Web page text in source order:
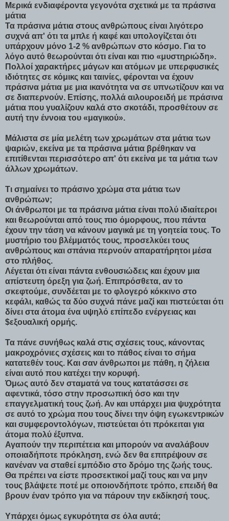
Μερικά ενδιαφέροντα γεγονότα σχετικά με τα πράσινα
μάτια
Τα πράσινα μάτια στους ανθρώπους είναι λιγότερο
συχνά απ' ότι τα μπλε ή καφέ και υπολογίζεται ότι
υπάρχουν μόνο 1-2 % ανθρώπων στο κόσμο. Για το
λόγο αυτό θεωρούνται ότι είναι και πιο «μυστηριώδη».
Πολλοί χαρακτήρες μάγων και ατόμων με υπερφυσικές
ιδιότητες σε κόμικς και ταινίες, φέρονται να έχουν
πράσινα μάτια με μια ικανότητα να σε υπνωτίζουν και να
σε διαπερνούν. Επίσης, πολλά αιλουροειδή με πράσινα
μάτια που γυαλίζουν καλά στο σκοτάδι, προσθέτουν σε
αυτή την έννοια του «μαγικού».
Μάλιστα σε μία μελέτη των χρωμάτων στα μάτια των
ψαριών, εκείνα με τα πράσινα μάτια βρέθηκαν να
επιτίθενται περισσότερο απ' ότι εκείνα με τα μάτια των
άλλων χρωμάτων.
Τι σημαίνει το πράσινο χρώμα στα μάτια των
ανθρώπων;
Οι άνθρωποι με τα πράσινα μάτια είναι πολύ ιδιαίτεροι
και θεωρούνται από τους πιο όμορφους, που πάντα
έχουν την τάση να κάνουν μαγικά με τη γοητεία τους. Το
μυστήριο του βλέμματός τους, προσελκύει τους
ανθρώπους και σπάνια περνούν απαρατήρητοι μέσα
στο πλήθος.
Λέγεται ότι είναι πάντα ενθουσιώδεις και έχουν μια
απίστευτη όρεξη για ζωή. Επιπρόσθετα, αν το
σκεφτούμε, συνδέεται με το φλογερό κόκκινο στο
κεφάλι, καθώς τα δύο συχνά πάνε μαζί και πιστεύεται ότι
δίνει στα άτομα ένα υψηλό επίπεδο ενέργειας και
$εξoυαλική ορμής.
Τα πάνε συνήθως καλά στις σχέσεις τους, κάνοντας
μακροχρόνιες σχέσεις και το πάθος είναι το σήμα
κατατεθέν τους. Και σαν άνθρωποι με πάθη, η ζήλεια
είναι αυτό που κατέχει την κορυφή.
Όμως αυτό δεν σταματά να τους κατατάσσει σε
αφεντικά, τόσο στην προσωπική όσο και την
επαγγελματική τους ζωή. Αν και υπάρχει μια ψυχρότητα
σε αυτό το χρώμα που τους δίνει την όψη εγωκεντρικών
και συμφεροντολόγων, πιστεύεται ότι πρόκειται για
άτομα πολύ έξυπνα.
Αγαπούν την περιπέτεια και μπορούν να αναλάβουν
οποιαδήποτε πρόκληση, ενώ δεν θα επιτρέψουν σε
κανέναν να σταθεί εμπόδιο στο δρόμο της ζωής τους.
Θα πρέπει να είστε προσεκτικοί μαζί τους και να μην
τους βλάψετε ποτέ με οποιονδήποτε τρόπο, επειδή θα
βρουν έναν τρόπο για να πάρουν την εκδίκησή τους.
Υπάρχει όμως εγκυρότητα σε όλα αυτά;